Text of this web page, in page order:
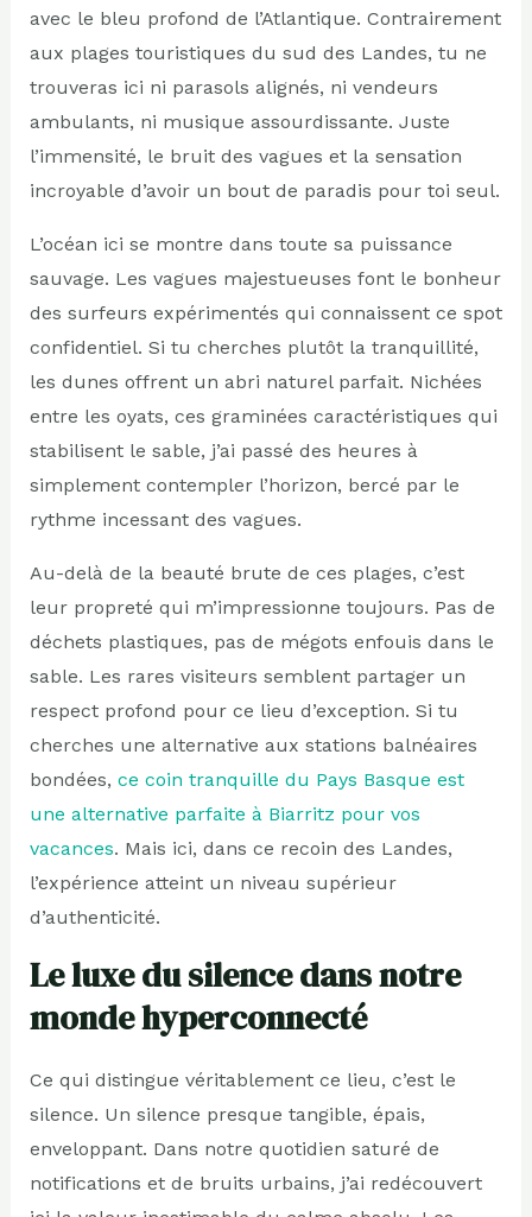
avec le bleu profond de l’Atlantique. Contrairement
aux plages touristiques du sud des Landes, tu ne
trouveras ici ni parasols alignés, ni vendeurs
ambulants, ni musique assourdissante. Juste
l’immensité, le bruit des vagues et la sensation
incroyable d’avoir un bout de paradis pour toi seul.
L’océan ici se montre dans toute sa puissance
sauvage. Les vagues majestueuses font le bonheur
des surfeurs expérimentés qui connaissent ce spot
confidentiel. Si tu cherches plutôt la tranquillité,
les dunes offrent un abri naturel parfait. Nichées
entre les oyats, ces graminées caractéristiques qui
stabilisent le sable, j’ai passé des heures à
simplement contempler l’horizon, bercé par le
rythme incessant des vagues.
Au-delà de la beauté brute de ces plages, c’est
leur propreté qui m’impressionne toujours. Pas de
déchets plastiques, pas de mégots enfouis dans le
sable. Les rares visiteurs semblent partager un
respect profond pour ce lieu d’exception. Si tu
cherches une alternative aux stations balnéaires
bondées, ce coin tranquille du Pays Basque est
une alternative parfaite à Biarritz pour vos
vacances. Mais ici, dans ce recoin des Landes,
l’expérience atteint un niveau supérieur
d’authenticité.
Le luxe du silence dans notre
monde hyperconnecté
Ce qui distingue véritablement ce lieu, c’est le
silence. Un silence presque tangible, épais,
enveloppant. Dans notre quotidien saturé de
notifications et de bruits urbains, j’ai redécouvert